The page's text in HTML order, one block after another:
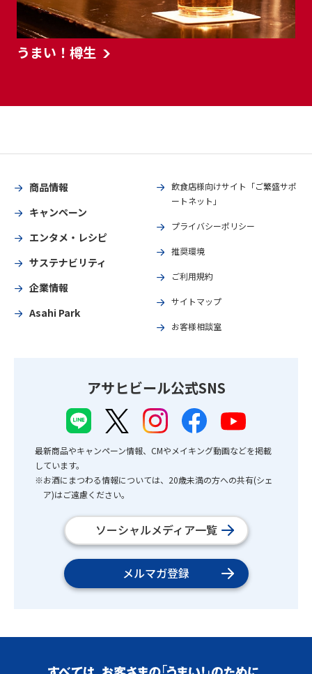
うまい！樽生
商品情報
キャンペーン
エンタメ・レシピ
サステナビリティ
企業情報
Asahi Park
飲食店様向けサイト「ご繁盛サポ
ートネット」
プライバシーポリシー
推奨環境
ご利用規約
サイトマップ
お客様相談室
アサヒビール公式SNS
最新商品やキャンペーン情報、CMやメイキング動画などを掲載
しています。
※お酒にまつわる情報については、20歳未満の方への共有(シェ
ア)はご遠慮ください。
ソーシャルメディア一覧
メルマガ登録